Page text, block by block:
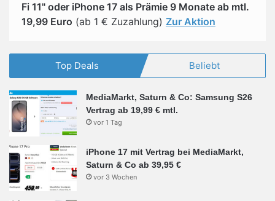
Fi 11" oder iPhone 17 als Prämie 9 Monate ab mtl.
19,99 Euro (ab 1 € Zuzahlung) Zur Aktion
Top Deals Beliebt
MediaMarkt, Saturn & Co: Samsung S26
Vertrag ab 19,99 € mtl.
vor 1 Tag
iPhone 17 mit Vertrag bei MediaMarkt,
Saturn & Co ab 39,95 €
vor 3 Wochen